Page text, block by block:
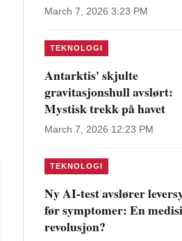
March 7, 2026 3:23 PM
TEKNOLOGI
Antarktis' skjulte
gravitasjonshull avslørt:
Mystisk trekk på havet
March 7, 2026 12:23 PM
TEKNOLOGI
Ny AI-test avslører
før symptomer: En
revolusjon?